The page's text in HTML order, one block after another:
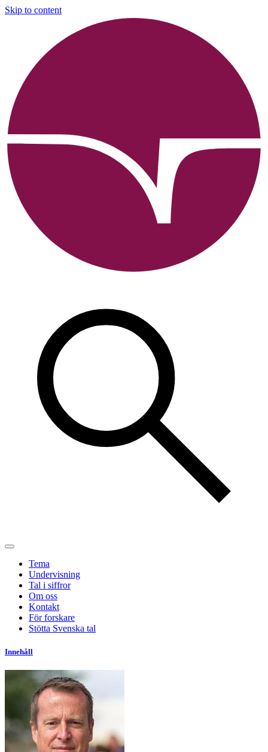
Skip to content
Tema
Undervisning
Tal i siffror
Om oss
Kontakt
För forskare
Stötta Svenska tal
Innehåll